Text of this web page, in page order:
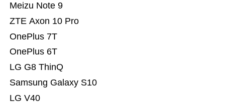
LG V40
Samsung Galaxy S10
LG G8 ThinQ
OnePlus 6T
OnePlus 7T
ZTE Axon 10 Pro
Meizu Note 9